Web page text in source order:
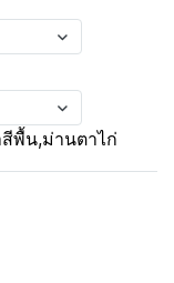
สีพื้น,ม่านตาไก่